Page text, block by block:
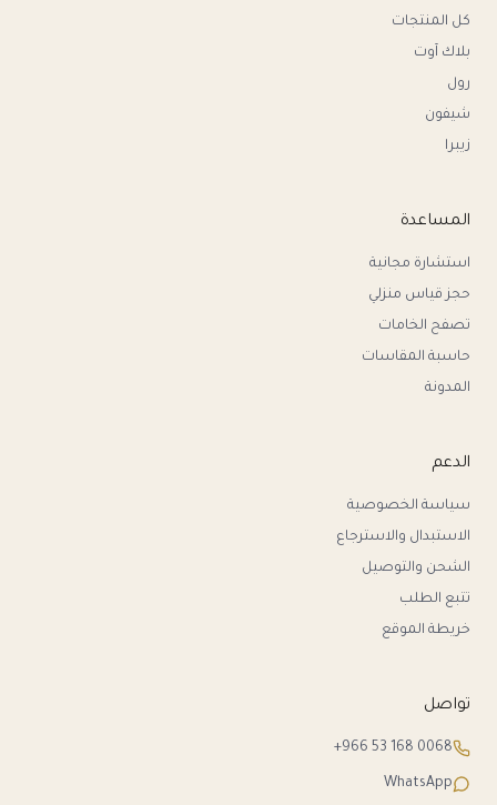
كل المنتجات
بلاك آوت
رول
شيفون
زيبرا
المساعدة
استشارة مجانية
حجز قياس منزلي
تصفح الخامات
حاسبة المقاسات
المدونة
الدعم
سياسة الخصوصية
الاستبدال والاسترجاع
الشحن والتوصيل
تتبع الطلب
خريطة الموقع
تواصل
+966 53 168 0068
WhatsApp